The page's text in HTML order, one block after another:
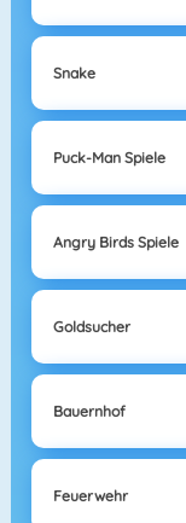
Snake
Puck-Man Spiele
Angry Birds Spiele
Goldsucher
Bauernhof
Feuerwehr